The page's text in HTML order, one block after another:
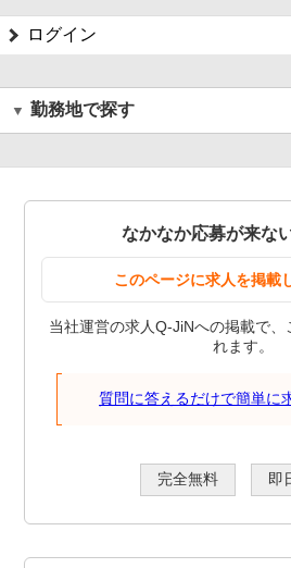
ログイン
勤務地で探す
なかなか応募が来な
このページに求人を掲載
当社運営の求人Q-JiNへの掲載で、
れます。
質問に答えるだけで簡単に
完全無料 即